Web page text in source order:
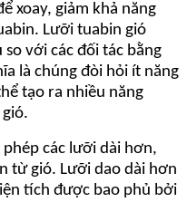
xoay, giảm khả năng
Lưỡi tuabin gió
với các đối tác bằng
là chúng đòi hỏi ít năng
tạo ra nhiều năng
các lưỡi dài hơn,
từ gió. Lưỡi dao dài hơn
tích được bao phủ bởi